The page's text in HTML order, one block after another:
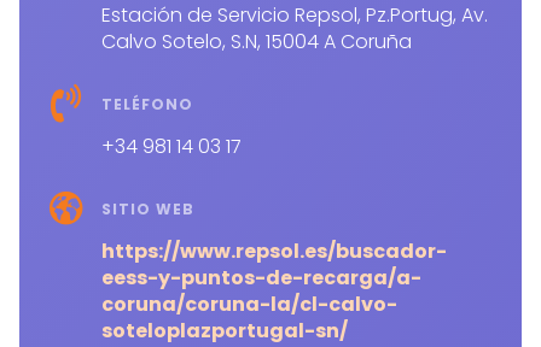
Estación de Servicio Repsol, Pz.Portug, Av.
Calvo Sotelo, S.N, 15004 A Coruña
TELÉFONO
+34 981 14 03 17
SITIO WEB
https://www.repsol.es/buscador-
eess-y-puntos-de-recarga/a-
coruna/coruna-la/cl-calvo-
soteloplazportugal-sn/